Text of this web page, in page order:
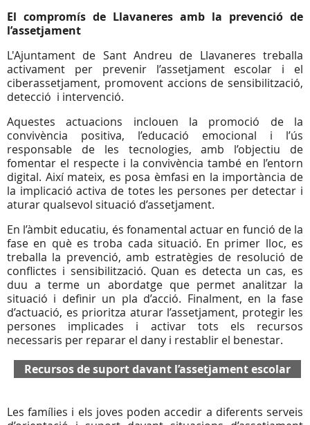
El compromís de Llavaneres amb la prevenció de
l’assetjament
L'Ajuntament de Sant Andreu de Llavaneres treballa
activament per prevenir l’assetjament escolar i el
ciberassetjament, promovent accions de sensibilització,
detecció i intervenció.
Aquestes actuacions inclouen la promoció de la
convivència positiva, l’educació emocional i l’ús
responsable de les tecnologies, amb l’objectiu de
fomentar el respecte i la convivència també en l’entorn
digital. Així mateix, es posa èmfasi en la importància de
la implicació activa de totes les persones per detectar i
aturar qualsevol situació d’assetjament.
En l’àmbit educatiu, és fonamental actuar en funció de la
fase en què es troba cada situació. En primer lloc, es
treballa la prevenció, amb estratègies de resolució de
conflictes i sensibilització. Quan es detecta un cas, es
duu a terme un abordatge que permet analitzar la
situació i definir un pla d’acció. Finalment, en la fase
d’actuació, es prioritza aturar l’assetjament, protegir les
persones implicades i activar tots els recursos
necessaris per reparar el dany i restablir el benestar.
Recursos de suport davant l’assetjament escolar
Les famílies i els joves poden accedir a diferents serveis